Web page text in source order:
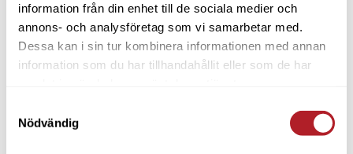
information från din enhet till de sociala medier och
annons- och analysföretag som vi samarbetar med.
Dessa kan i sin tur kombinera informationen med annan
information som du har tillhandahållit eller som de har
Nödvändig